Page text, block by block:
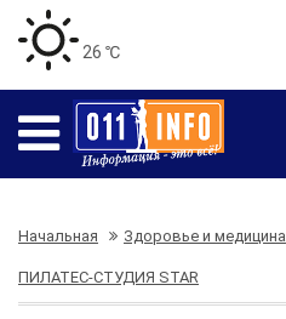
26 ℃
Начальная Здоровье и медицина
ПИЛАТЕС-СТУДИЯ STAR